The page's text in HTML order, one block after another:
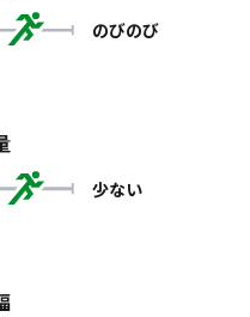
のびのび
少ない